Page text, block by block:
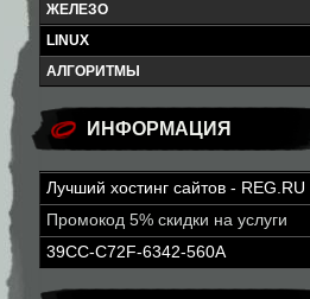
ЖЕЛЕЗО
LINUX
АЛГОРИТМЫ
ИНФОРМАЦИЯ
Лучший хостинг сайтов - REG.RU
Промокод 5% скидки на услуги
39CC-C72F-6342-560A